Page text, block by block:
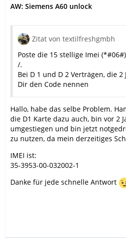
AW: Siemens A60 unlock
Zitat von textilfreshgmbh
Poste die 15 stellige Imei
/.
Bei D 1 und D 2 Verträgen, die
Dir den Code nennen
Hallo, habe das selbe Problem.
die D1 Karte dazu auch, bin vor 2
umgestiegen und bin jetzt
zu nutzen, da mein derzeitiges
IMEI ist:
35-3953-00-032002-1
Danke für jede schnelle Antwort